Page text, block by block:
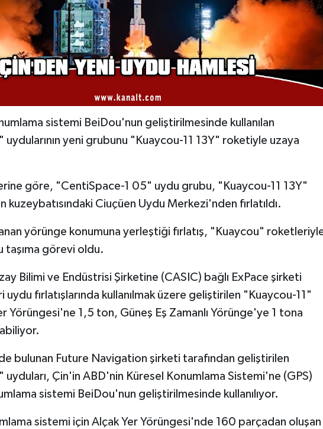
sistemi BeiDou'nun geliştirilmesinde kullanılan
yeni grubunu "Kuaycou-11 13Y" roketiyle uzaya
göre, "CentiSpace-1 05" uydu grubu, "Kuaycou-11 13Y"
kuzeybatısındaki Ciuçüen Uydu Merkezi'nden fırlatıldı.
yörünge konumuna yerleştiği fırlatış, "Kuaycou"
taşıma görevi oldu.
Bilimi ve Endüstrisi Şirketine (CASIC) bağlı ExPace şirketi
uydu fırlatışlarında kullanılmak üzere geliştirilen "Kuaycou-11"
Yörüngesi'ne 1,5 ton, Güneş Eş Zamanlı Yörünge'ye 1 tona
bulunan Future Navigation şirketi tarafından geliştirilen
uyduları, Çin'in ABD'nin Küresel Konumlama Sistemi'ne (GPS)
sistemi BeiDou'nun geliştirilmesinde kullanılıyor.
sistemi için Alçak Yer Yörüngesi'nde 160 parçadan oluşan